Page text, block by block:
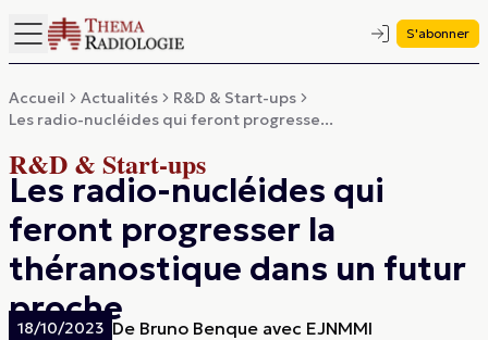
S'abonner
Accueil Actualités
R&D & Start-ups
Les radio-nucléides qui feront progresse...
R&D & Start-ups
Les radio-nucléides qui
feront progresser la
théranostique dans un futur
proche
18/10/2023 De Bruno Benque avec EJNMMI